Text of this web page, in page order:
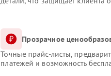
Прозрачное
Точные прайс-листы,
платежей и возможность